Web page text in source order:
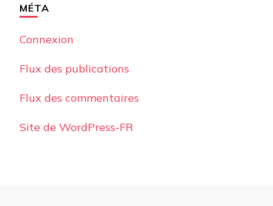
MÉTA
Connexion
Flux des publications
Flux des commentaires
Site de WordPress-FR